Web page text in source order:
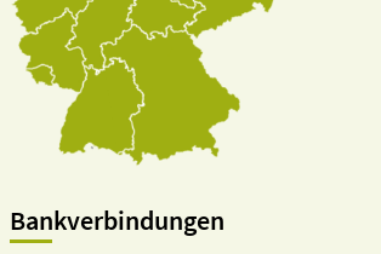
Bankverbindungen